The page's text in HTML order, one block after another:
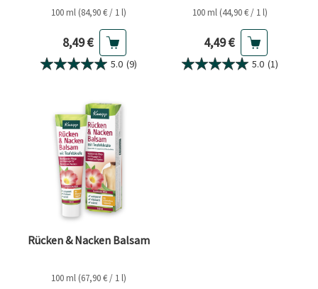
100 ml (84,90 € / 1 l)
Aktueller Preis
8,49 €
5.0 (9)
100 ml (44,90 € / 1 l)
Aktueller Preis
4,49 €
5.0 (1)
Rücken & Nacken Balsam
100 ml (67,90 € / 1 l)